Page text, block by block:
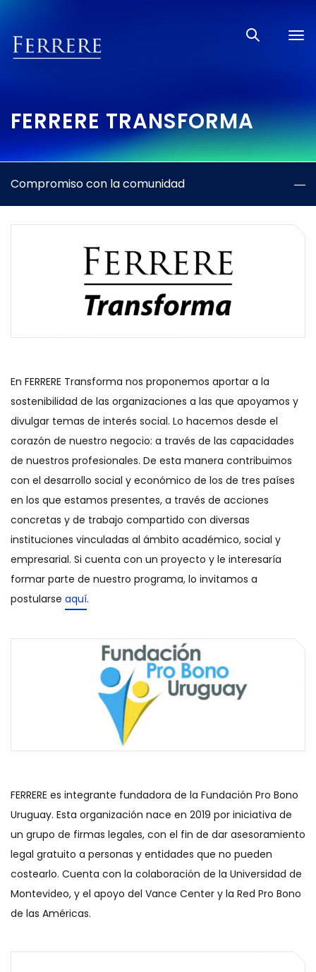
FERRERE TRANSFORMA
Compromiso con la comunidad
En FERRERE Transforma nos proponemos aportar a la
sostenibilidad de las organizaciones a las que apoyamos y
divulgar temas de interés social. Lo hacemos desde el
corazón de nuestro negocio: a través de las capacidades
de nuestros profesionales. De esta manera contribuimos
con el desarrollo social y económico de los de tres países
en los que estamos presentes, a través de acciones
concretas y de trabajo compartido con diversas
instituciones vinculadas al ámbito académico, social y
empresarial. Si cuenta con un proyecto y le interesaría
formar parte de nuestro programa, lo invitamos a
postularse aquí.
FERRERE es integrante fundadora de la Fundación Pro Bono
Uruguay. Esta organización nace en 2019 por iniciativa de
un grupo de firmas legales, con el fin de dar asesoramiento
legal gratuito a personas y entidades que no pueden
costearlo. Cuenta con la colaboración de la Universidad de
Montevideo, y el apoyo del Vance Center y la Red Pro Bono
de las Américas.